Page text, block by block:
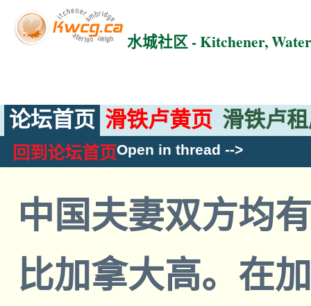
水城社区 - Kitchener,
论坛首页 滑铁卢黄页 滑铁卢
回到论坛首页Open in thread -->
中国夫妻双方均
比加拿大高。在